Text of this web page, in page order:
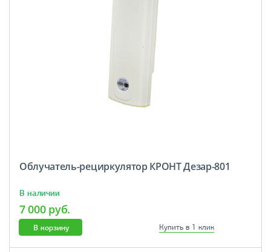
Облучатель-рециркулятор КРОНТ Дезар-801
В наличии
7 000 руб.
В корзину Купить в 1 клик